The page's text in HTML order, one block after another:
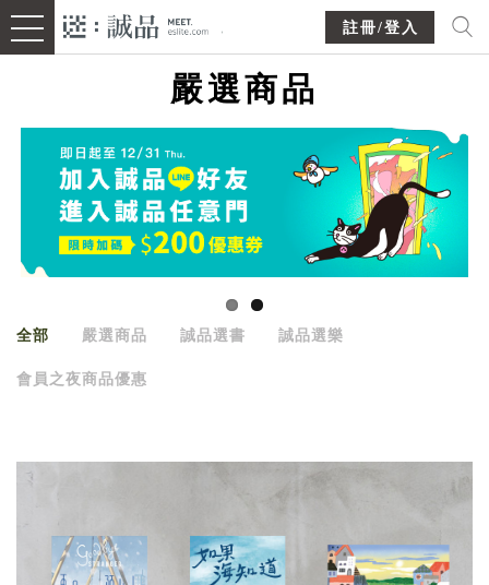
註冊/登入
嚴選商品
全部 嚴選商品 誠品選書 誠品選樂
會員之夜商品優惠